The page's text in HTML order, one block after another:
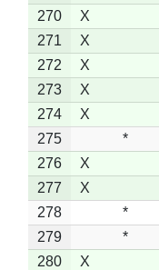
270
X
271
X
272
X
273
X
274
X
275
*
276
X
277
X
278
*
279
*
280
X